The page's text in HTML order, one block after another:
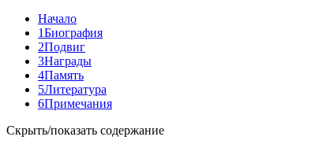
Начало
1Биография
2Подвиг
3Награды
4Память
5Литература
6Примечания
Скрыть/показать содержание